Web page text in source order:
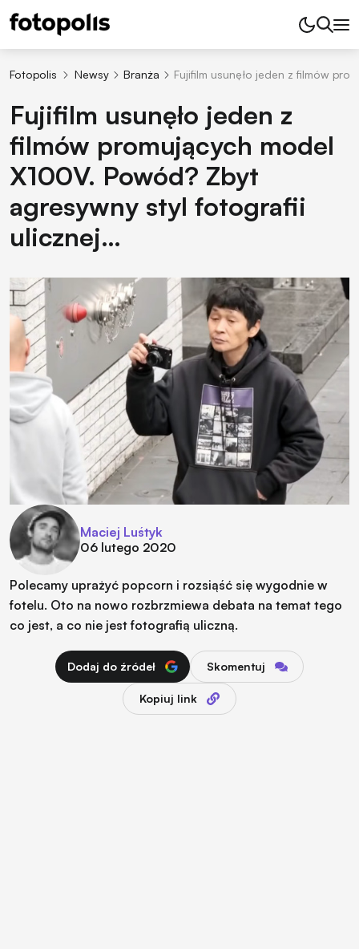
Fotopolis Newsy Branża Fujifilm usunęło jeden z filmów
Fujifilm usunęło jeden z
filmów promujących model
X100V. Powód? Zbyt
agresywny styl fotografii
ulicznej…
Maciej Luśtyk
06 lutego 2020
Polecamy uprażyć popcorn i rozsiąść się wygodnie w
fotelu. Oto na nowo rozbrzmiewa debata na temat tego
co jest, a co nie jest fotografią uliczną.
Dodaj do źródeł Skomentuj
Kopiuj link